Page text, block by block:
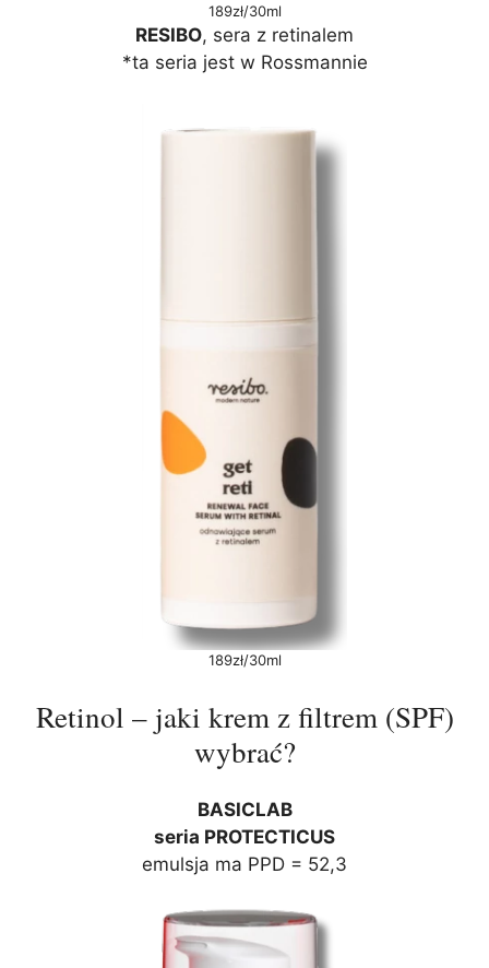
189zł/30ml
RESIBO, sera z retinalem
*ta seria jest w Rossmannie
189zł/30ml
Retinol – jaki krem z filtrem (SPF)
wybrać?
BASICLAB
seria PROTECTICUS
emulsja ma PPD = 52,3